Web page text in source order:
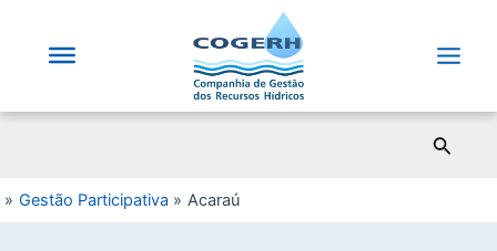
Gestão Participativa Acaraú